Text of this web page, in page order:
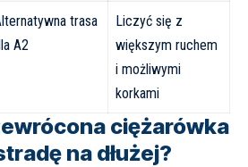
trasa
A2
Liczyć się z
większym ruchem
i możliwymi
korkami
ciężarówka
na dłużej?